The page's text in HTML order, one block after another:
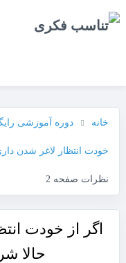
خانه دوره آموزشی
خودت انتظار لاغر شدن
نظرات صفحه 2
اگر از خودت
حالا